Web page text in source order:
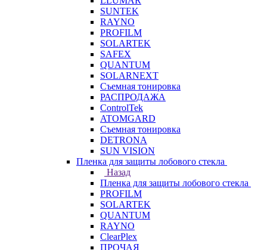
SUNTEK
RAYNO
PROFILM
SOLARTEK
SAFEX
QUANTUM
SOLARNEXT
Съемная тонировка
РАСПРОДАЖА
ControlTek
ATOMGARD
Съемная тонировка
DETRONA
SUN VISION
Пленка для защиты лобового стекла
Назад
Пленка для защиты лобового стекла
PROFILM
SOLARTEK
QUANTUM
RAYNO
ClearPlex
ПРОЧАЯ